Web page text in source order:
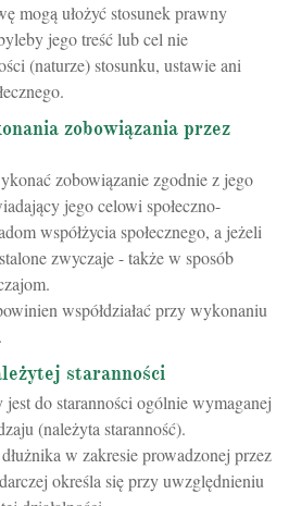
mogą ułożyć stosunek prawny
jego treść lub cel nie
(naturze) stosunku, ustawie ani
zobowiązania przez
zobowiązanie zgodnie z jego
jego celowi społeczno-
współżycia społecznego, a jeżeli
zwyczaje - także w sposób
współdziałać przy wykonaniu
staranności
do staranności ogólnie wymaganej
(należyta staranność).
w zakresie prowadzonej przez
określa się przy uwzględnieniu